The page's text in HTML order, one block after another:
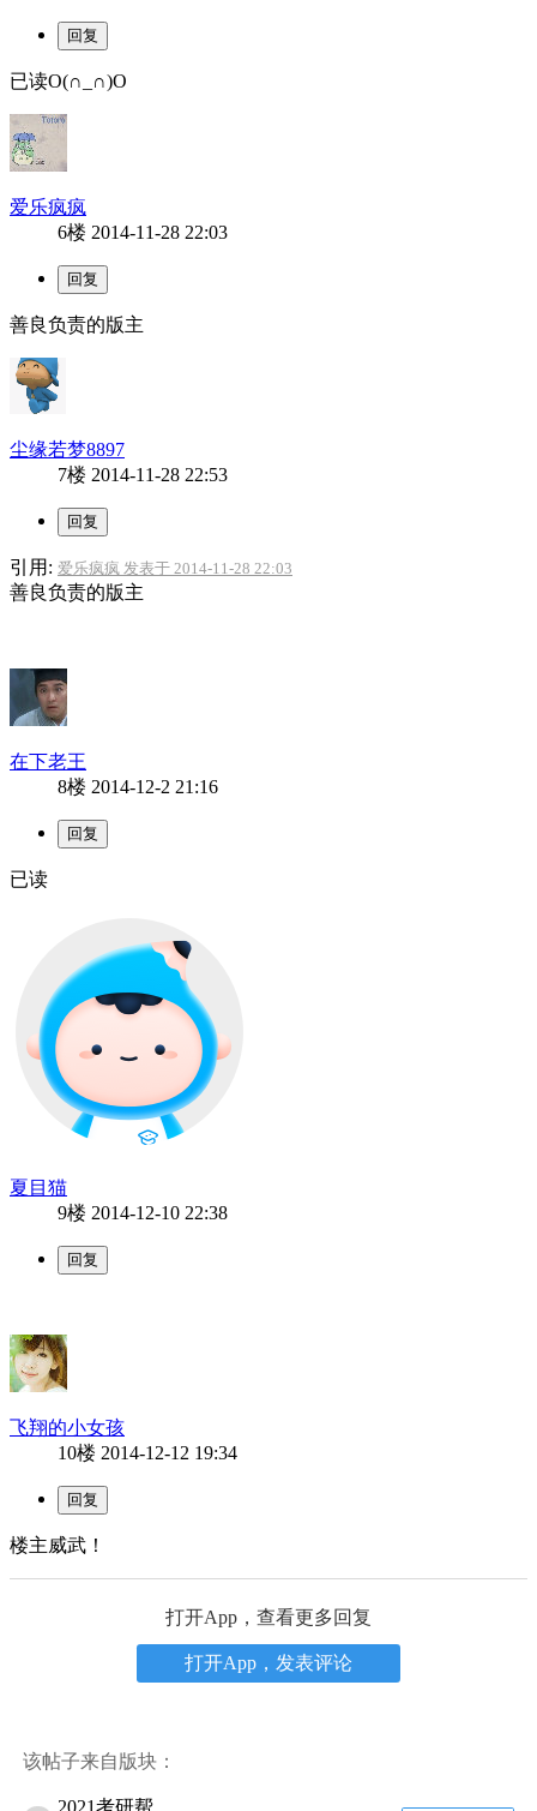
已读O(∩_∩)O
爱乐疯疯
6楼 2014-11-28 22:03
善良负责的版主
尘缘若梦8897
7楼 2014-11-28 22:53
引用: 爱乐疯疯 发表于 2014-11-28 22:03
善良负责的版主
在下老王
8楼 2014-12-2 21:16
已读
夏目猫
9楼 2014-12-10 22:38
飞翔的小女孩
10楼 2014-12-12 19:34
楼主威武！
打开App，查看更多回复
打开App，发表评论
该帖子来自版块：